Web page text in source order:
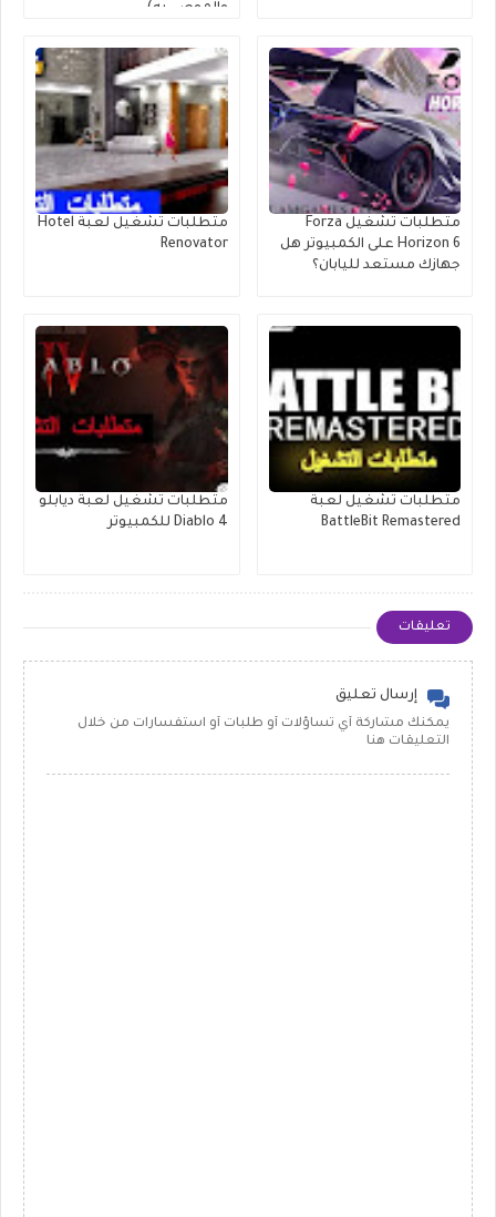
والموصى به)
متطلبات تشغيل Forza
Horizon 6 على الكمبيوتر هل
جهازك مستعد لليابان؟
متطلبات تشغيل لعبة Hotel
Renovator
متطلبات تشغيل لعبة
BattleBit Remastered
متطلبات تشغيل لعبة ديابلو
Diablo 4 للكمبيوتر
تعليقات
إرسال تعليق
يمكنك مشاركة أي تساؤلات أو طلبات أو استفسارات من خلال
التعليقات هنا